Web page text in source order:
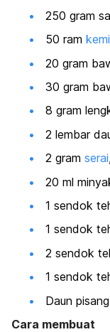
250 gram
50 ram
20 gram
30 gram
8 gram
2 lembar
2 gram serai
20 ml
1 sendok
1 sendok
2 sendok
1 sendok
Daun
Cara membuat